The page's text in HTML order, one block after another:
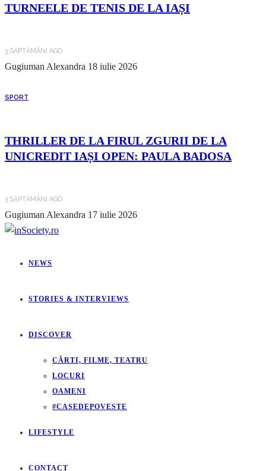
TURNEELE DE TENIS DE LA IAȘI
3 SĂPTĂMÂNI AGO
Gugiuman Alexandra 18 iulie 2026
SPORT
THRILLER DE LA FIRUL ZGURII DE LA
UNICREDIT IAȘI OPEN: PAULA BADOSA
3 SĂPTĂMÂNI AGO
Gugiuman Alexandra 17 iulie 2026
NEWS
STORIES & INTERVIEWS
DISCOVER
CĂRTI, FILME, TEATRU
LOCURI
OAMENI
#CASEDEPOVESTE
LIFESTYLE
CONTACT